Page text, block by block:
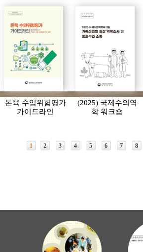
돈육 수입위험평가
가이드라인
(2025) 국제수의역
학 워크숍
1 2 3 4 5 6 7 8